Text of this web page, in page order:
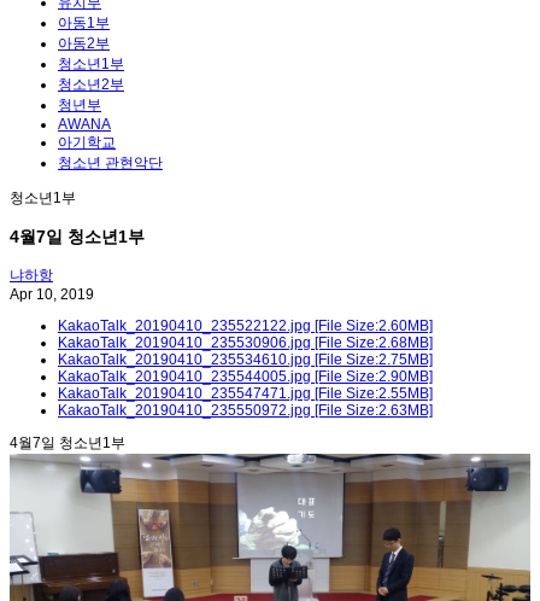
아동1부
아동2부
청소년1부
청소년2부
청년부
AWANA
아기학교
청소년 관현악단
청소년1부
4월7일 청소년1부
냐하항
Apr 10, 2019
KakaoTalk_20190410_235522122.jpg [File Size:2.60MB]
KakaoTalk_20190410_235530906.jpg [File Size:2.68MB]
KakaoTalk_20190410_235534610.jpg [File Size:2.75MB]
KakaoTalk_20190410_235544005.jpg [File Size:2.90MB]
KakaoTalk_20190410_235547471.jpg [File Size:2.55MB]
KakaoTalk_20190410_235550972.jpg [File Size:2.63MB]
4월7일 청소년1부